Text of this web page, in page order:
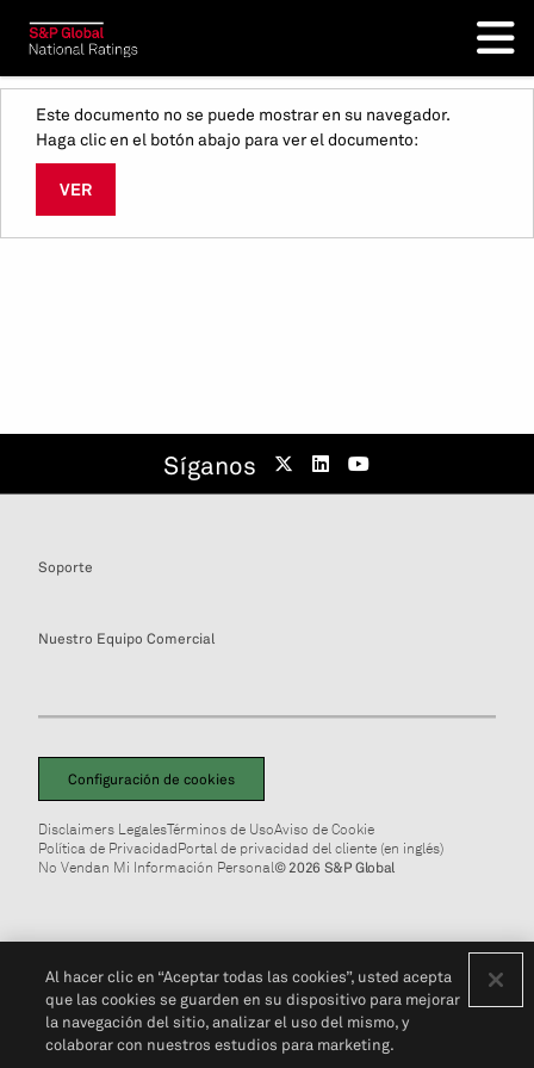
Este documento no se puede mostrar en su navegador.
Haga clic en el botón abajo para ver el documento:
VER
Síganos
Soporte
Nuestro Equipo Comercial
Configuración de cookies
Disclaimers LegalesTérminos de UsoAviso de Cookie
Política de PrivacidadPortal de privacidad del cliente (en inglés)
No Vendan Mi Información Personal© 2026 S&P Global
Al hacer clic en “Aceptar todas las cookies”, usted acepta
que las cookies se guarden en su dispositivo para mejorar
la navegación del sitio, analizar el uso del mismo, y
colaborar con nuestros estudios para marketing.